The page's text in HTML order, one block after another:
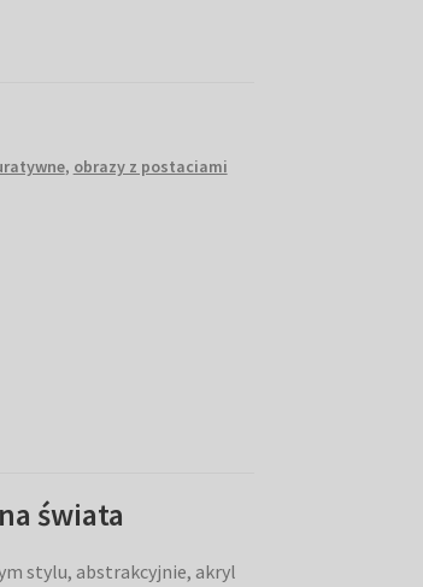
, obrazy z postaciami
świata
stylu, abstrakcyjnie, akryl